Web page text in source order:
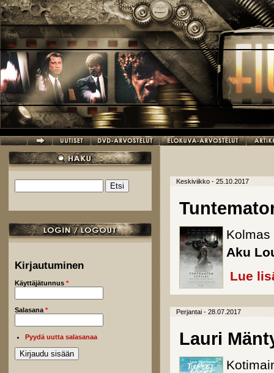
Hyppää pääsisältöön
Hakulomake
Kirjautuminen
Käyttäjätunnus *
Salasana *
Pyydä uutta salasanaa
Keskiviikko - 25.10.2017
Aku
Lue
Perjantai - 28.07.2017
Lauri